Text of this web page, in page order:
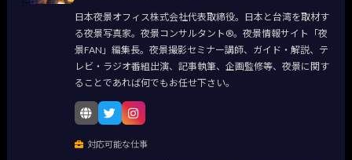
日本夜景オフィス株式会社代表取締役。日本と台湾を取材す
る夜景写真家。夜景コンサルタント®。夜景情報サイト「夜
景FAN」編集長。夜景撮影セミナー講師、ガイド・解説、テ
レビ・ラジオ番組出演、記事執筆、企画監修等、夜景に関す
ることであれば何でもお任せ下さい。
対応可能な仕事